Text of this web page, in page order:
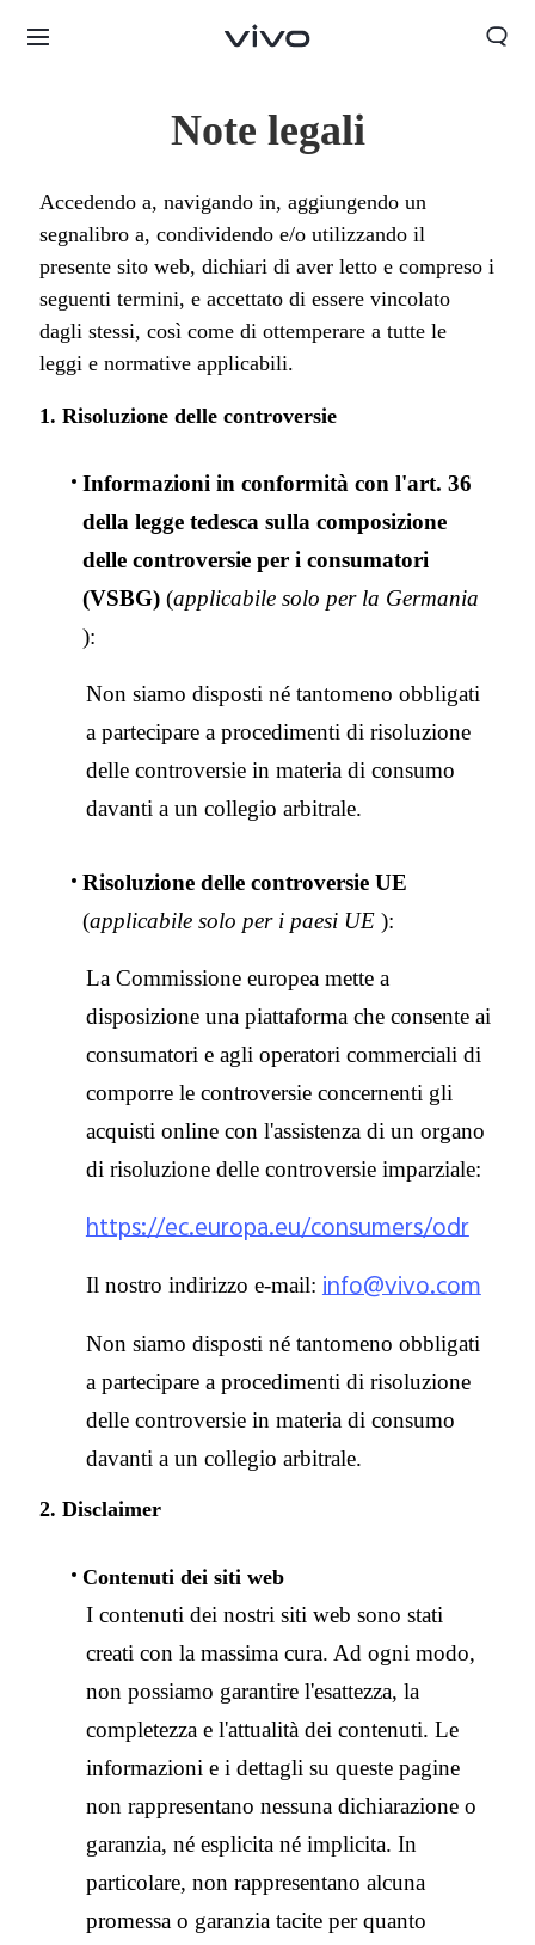
Italia | Seleziona paese/regione
Note legali
Accedendo a, navigando in, aggiungendo un
segnalibro a, condividendo e/o utilizzando il
presente sito web, dichiari di aver letto e compreso i
seguenti termini, e accettato di essere vincolato
dagli stessi, così come di ottemperare a tutte le
leggi e normative applicabili.
1. Risoluzione delle controversie
Informazioni in conformità con l'art. 36
della legge tedesca sulla composizione
delle controversie per i consumatori
(VSBG)(applicabile solo per la Germania
):
Non siamo disposti né tantomeno obbligati
a partecipare a procedimenti di risoluzione
delle controversie in materia di consumo
davanti a un collegio arbitrale.
Risoluzione delle controversie UE
(applicabile solo per i paesi UE):
La Commissione europea mette a
disposizione una piattaforma che consente ai
consumatori e agli operatori commerciali di
comporre le controversie concernenti gli
acquisti online con l'assistenza di un organo
di risoluzione delle controversie imparziale:
https://ec.europa.eu/consumers/odr
Il nostro indirizzo e-mail: info@vivo.com
Non siamo disposti né tantomeno obbligati
a partecipare a procedimenti di risoluzione
delle controversie in materia di consumo
davanti a un collegio arbitrale.
2. Disclaimer
Contenuti dei siti web
I contenuti dei nostri siti web sono stati
creati con la massima cura. Ad ogni modo,
non possiamo garantire l'esattezza, la
completezza e l'attualità dei contenuti. Le
informazioni e i dettagli su queste pagine
non rappresentano nessuna dichiarazione o
garanzia, né esplicita né implicita. In
particolare, non rappresentano alcuna
promessa o garanzia tacite per quanto